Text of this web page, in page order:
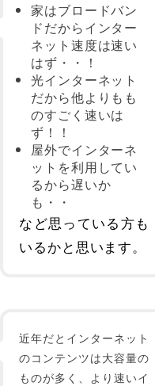
家はブロードバン
ドだからインター
ネット速度は速い
はず・・！
光インターネット
だから他よりもも
のすごく速いは
ず！！
屋外でインターネ
ットを利用してい
るから遅いか
も・・
など思っている方も
いるかと思います。
近年だとインターネット
のコンテンツは大容量の
ものが多く、より速いイ